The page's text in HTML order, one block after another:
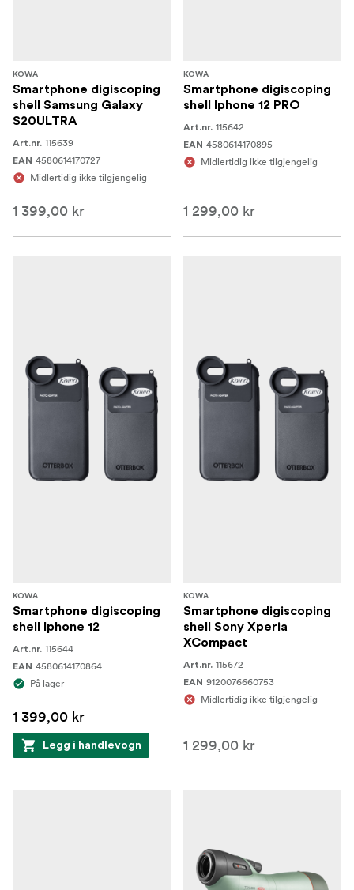
KOWA
Smartphone digiscoping
shell Samsung Galaxy
S20ULTRA
Art.nr. 115639
EAN 4580614170727
Midlertidig ikke tilgjengelig
1 399,00 kr
KOWA
Smartphone digiscoping
shell Iphone 12 PRO
Art.nr. 115642
EAN 4580614170895
Midlertidig ikke tilgjengelig
1 299,00 kr
KOWA
Smartphone digiscoping
shell Iphone 12
Art.nr. 115644
EAN 4580614170864
På lager
1 399,00 kr
Legg i handlevogn
KOWA
Smartphone digiscoping
shell Sony Xperia
XCompact
Art.nr. 115672
EAN 9120076660753
Midlertidig ikke tilgjengelig
1 299,00 kr